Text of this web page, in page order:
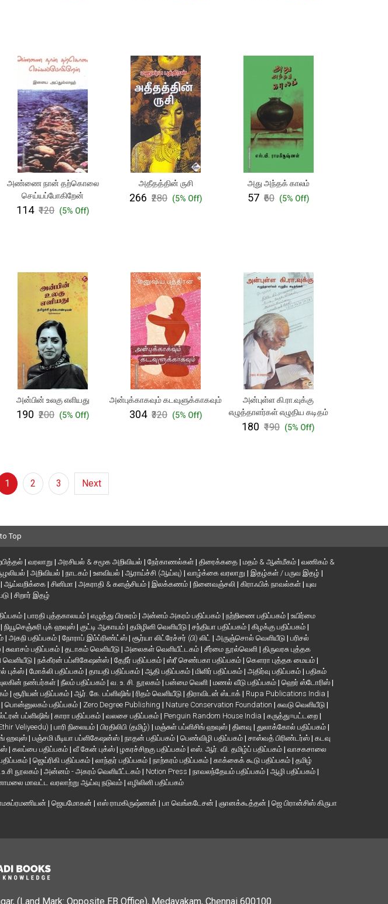
அண்ணை நான் தற்கொலை
செய்யப்போகிறேன்
₹114 ₹120 (5% Off)
அதீதத்தின் ருசி
₹266 ₹280 (5% Off)
அது அந்தக் காலம்
₹57 ₹60 (5% Off)
அன்பின் உலகு எளியது
₹190 ₹200 (5% Off)
அன்புக்காகவும் கடவுளுக்காகவும்
₹304 ₹320 (5% Off)
அன்புள்ள கி.ரா.வுக்கு
எழுத்தாளர்கள் எழுதிய கடிதம்
₹180 ₹190 (5% Off)
1 2 3 Next
Top
| வரலாறு | அரசியல் & சமூக அறிவியல் | நேர்காணல்கள் | திரைக்கதை | மதம் & ஆன்மீகம் | வணிகம் &
| அறிவியல் | நாடகம் | உளவியல் | ஆராய்ச்சி (ஆய்வு) | வாழ்க்கை வரலாறு | இதழ்கள் / பருவ இதழ் |
| ஆய்வறிக்கை | சினிமா | அகராதி & களஞ்சியம் | இலக்கணம் | நினைவஞ்சலி | கிராஃபிக் நாவல்கள் | யுவ
| சிறார் இதழ்
| பாரதி புத்தகாலயம் | எழுத்து பிரசுரம் | அன்னம் அகரம் பதிப்பகம் | நற்றிணை பதிப்பகம் | உயிர்மை
| நியூசெஞ்சுரி புக் ஹவுஸ் | குட்டி ஆகாயம் | தமிழினி வெளியீடு | சந்தியா பதிப்பகம் | கிழக்கு பதிப்பகம் |
| அகநி பதிப்பகம் | நோராப் இம்ப்ரிண்ட்ஸ் | சூர்யா லிட்ரேச்சர் (பி) லிட் | அருஞ்சொல் வெளியீடு | பரிசல்
| சுவாசம் பதிப்பகம் | தடாகம் வெளியீடு | அலைகள் வெளியீட்டகம் | சீர்மை நூல்வெளி | திருவரசு புத்தக
வெளியீடு | நக்கீரன் பப்ளிகேஷன்ஸ் | தேநீர் பதிப்பகம் | ஸ்ரீ செண்பகா பதிப்பகம் | கௌரா புத்தக மையம் |
புக்ஸ்| மோக்லி பதிப்பகம் | தாயதி பதிப்பகம் | ஆதி பதிப்பகம் | மிளிர் பதிப்பகம் | அதிர்வு பதிப்பகம் | பதிகம்
நண்பர்கள் | நீலம் பதிப்பகம் | வ. உ. சி. நூலகம் | பன்மை வெளி | மணல் வீடு பதிப்பகம் | ஹெர் ஸ்டோரிஸ் |
| சூரியன் பதிப்பகம் | ஆர். கே. பப்ளிஷிங் | ரிதம் வெளியீடு | திராவிடன் ஸ்டாக் | Rupa Publications India |
| பொன்னுலகம் பதிப்பகம் | Zero Degree Publishing | Nature Conservation Foundation | சுவடு வெளியீடு |
பப்ளிஷிங் | காரா பதிப்பகம் | வலசை பதிப்பகம் | Penguin Random House India | கருத்து=பட்டறை |
Veliyeedu) | பாரி நிலையம் | பிரதிலிபி (தமிழ்) | மஞ்சுள் பப்ளிசிங் ஹவுஸ் | தினவு | துலாக்கோல் பதிப்பகம் |
ஹவுஸ் | பஞ்சமி மீடியா பப்ளிகேஷன்ஸ் | நாதன் பதிப்பகம் | பெண்விழி பதிப்பகம் | சாஸ்வத் பிரிண்டர்ஸ் | கடவு
| கலப்பை பதிப்பகம் | வீ கேன் புக்ஸ் | ழகரச்சிறகு பதிப்பகம் | எஸ். ஆர். வி. தமிழ்ப் பதிப்பகம் | வாசகசாலை
| ஜெய்ரிகி பதிப்பகம் | லாந்தர் பதிப்பகம் | நாற்கரம் பதிப்பகம் | காக்கைக் கூடு பதிப்பகம் | தமிழ்
நூலகம்| அன்னம் - அகரம் வெளியீட்டகம் | Notion Press | நாவலந்தேயம் பதிப்பகம் | ஆழி பதிப்பகம் |
மாவட்ட வரலாற்று ஆய்வு நடுவம்| எழிலினி பதிப்பகம்
| ஜெயமோகன் | எஸ் ராமகிருஷ்ணன் | பா வெங்கடேசன் | ஞானக்கூத்தன் | ஜெ பிரான்சிஸ் கிருபா
(Land Mark: Opposite EB Office), Medavakam, Chennai 600100.